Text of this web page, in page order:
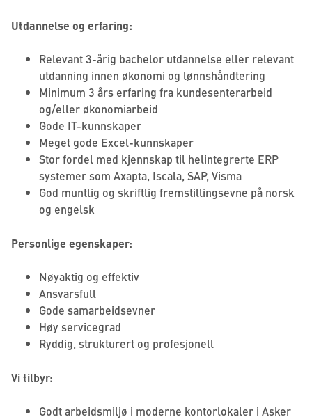
Utdannelse og erfaring:
Relevant 3-årig bachelor utdannelse eller relevant
utdanning innen økonomi og lønnshåndtering
Minimum 3 års erfaring fra kundesenterarbeid
og/eller økonomiarbeid
Gode IT-kunnskaper
Meget gode Excel-kunnskaper
Stor fordel med kjennskap til helintegrerte ERP
systemer som Axapta, Iscala, SAP, Visma
God muntlig og skriftlig fremstillingsevne på norsk
og engelsk
Personlige egenskaper:
Nøyaktig og effektiv
Ansvarsfull
Gode samarbeidsevner
Høy servicegrad
Ryddig, strukturert og profesjonell
Vi tilbyr:
Godt arbeidsmiljø i moderne kontorlokaler i Asker